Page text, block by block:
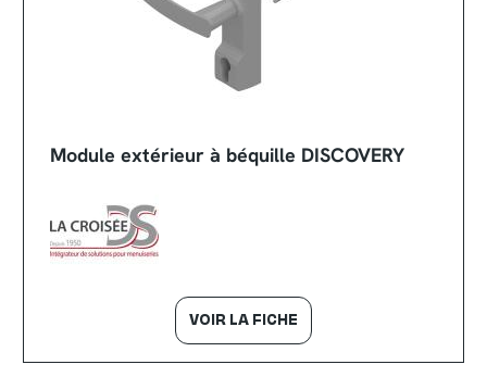
Module extérieur à béquille DISCOVERY
VOIR LA FICHE